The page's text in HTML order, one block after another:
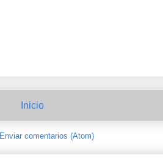
Inicio
Enviar comentarios (Atom)